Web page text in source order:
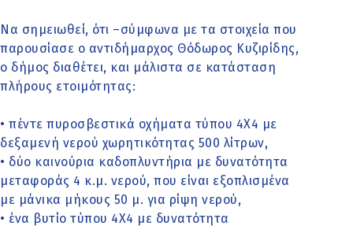
Να σημειωθεί, ότι –σύμφωνα με τα στοιχεία που
παρουσίασε ο αντιδήμαρχος Θόδωρος Κυζιρίδης,
ο δήμος διαθέτει, και μάλιστα σε κατάσταση
πλήρους ετοιμότητας:
• πέντε πυροσβεστικά οχήματα τύπου 4Χ4 με
δεξαμενή νερού χωρητικότητας 500 λίτρων,
• δύο καινούρια καδοπλυντήρια με δυνατότητα
μεταφοράς 4 κ.μ. νερού, που είναι εξοπλισμένα
με μάνικα μήκους 50 μ. για ρίψη νερού,
• ένα βυτίο τύπου 4Χ4 με δυνατότητα